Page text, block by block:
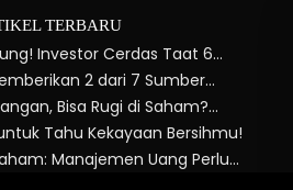
TERBARU
Investor Cerdas Taat 6…
2 dari 7 Sumber…
Bisa Rugi di Saham?…
Tahu Kekayaan Bersihmu!
Manajemen Uang Perlu…